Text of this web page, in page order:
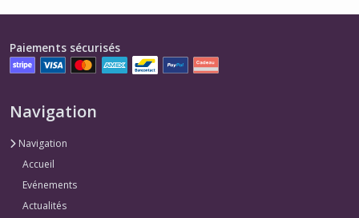
Paiements sécurisés
Navigation
Navigation
Accueil
Evénements
Actualités